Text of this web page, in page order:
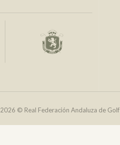
2026 © Real Federación Andaluza de Golf